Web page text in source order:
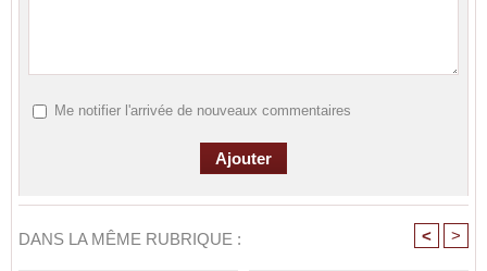
Me notifier l'arrivée de nouveaux commentaires
DANS LA MÊME RUBRIQUE : < >